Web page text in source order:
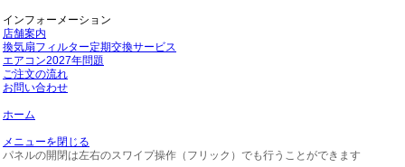
インフォーメーション
店舗案内
換気扇フィルター定期交換サービス
エアコン2027年問題
ご注文の流れ
お問い合わせ
ホーム
メニューを閉じる
パネルの開閉は左右のスワイプ操作（フリック）でも行うことができます